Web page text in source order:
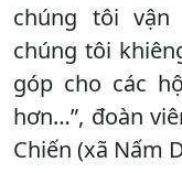
chúng tôi
chúng tôi
góp cho các
hơn…”, đoàn
Chiến (xã Nấm